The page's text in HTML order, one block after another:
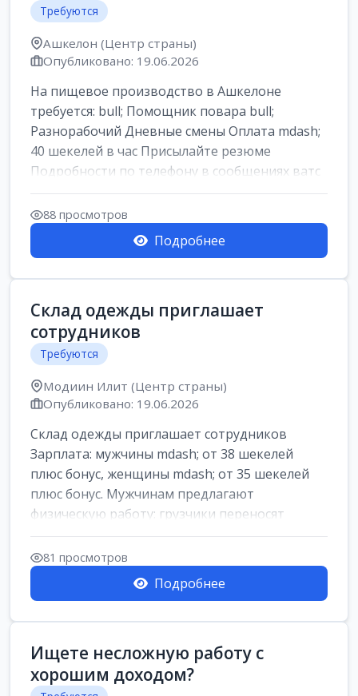
Требуются
Ашкелон (Центр страны)
Опубликовано: 19.06.2026
На пищевое производство в Ашкелоне
требуется: bull; Помощник повара bull;
Разнорабочий Дневные смены Оплата mdash;
40 шекелей в час Присылайте резюме
Подробности по телефону в сообщениях ватс
ап
88 просмотров
Подробнее
Склад одежды приглашает
сотрудников
Требуются
Модиин Илит (Центр страны)
Опубликовано: 19.06.2026
Склад одежды приглашает сотрудников
Зарплата: мужчины mdash; от 38 шекелей
плюс бонус, женщины mdash; от 35 шекелей
плюс бонус. Мужчинам предлагают
физическую работу: грузчики переносят
коробки весом ...
81 просмотров
Подробнее
Ищете несложную работу с
хорошим доходом?